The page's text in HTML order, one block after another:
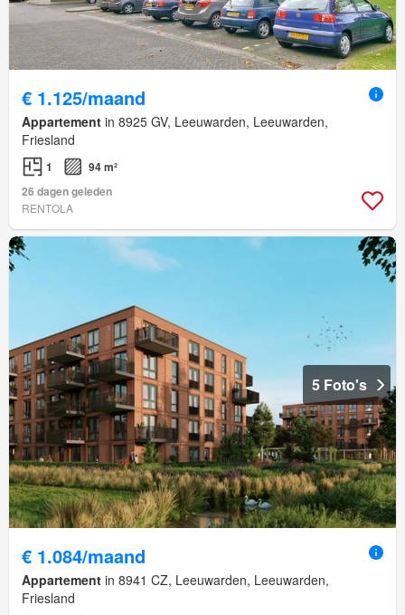
€ 1.125/maand
Appartement in 8925 GV, Leeuwarden, Leeuwarden,
Friesland
1
94 m²
26 dagen geleden
RENTOLA
5 Foto's
€ 1.084/maand
Appartement in 8941 CZ, Leeuwarden, Leeuwarden,
Friesland